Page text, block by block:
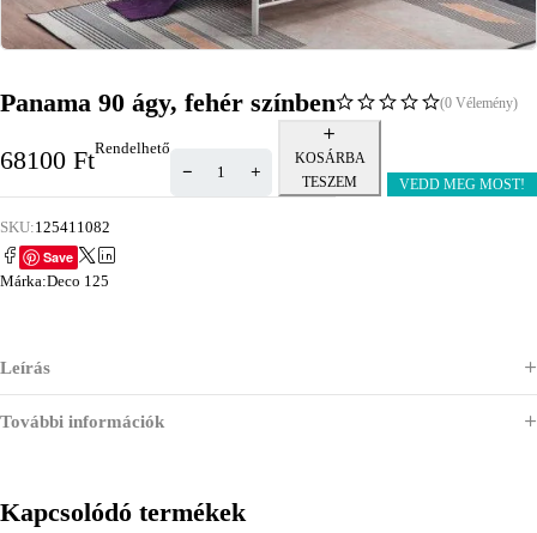
Panama 90 ágy, fehér színben (0 Vélemény)
68100 FtRendelhető
KOSÁRBA
TESZEM
VEDD MEG MOST!
SKU:125411082
Save
Márka:Deco 125
Leírás
További információk
Kapcsolódó termékek